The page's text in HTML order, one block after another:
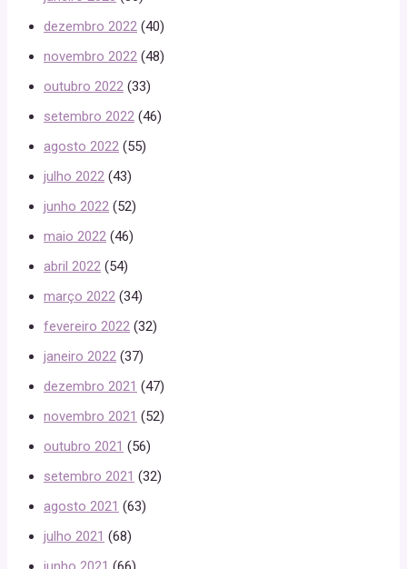
dezembro 2022 (40)
novembro 2022 (48)
outubro 2022 (33)
setembro 2022 (46)
agosto 2022 (55)
julho 2022 (43)
junho 2022 (52)
maio 2022 (46)
abril 2022 (54)
março 2022 (34)
fevereiro 2022 (32)
janeiro 2022 (37)
dezembro 2021 (47)
novembro 2021 (52)
outubro 2021 (56)
setembro 2021 (32)
agosto 2021 (63)
julho 2021 (68)